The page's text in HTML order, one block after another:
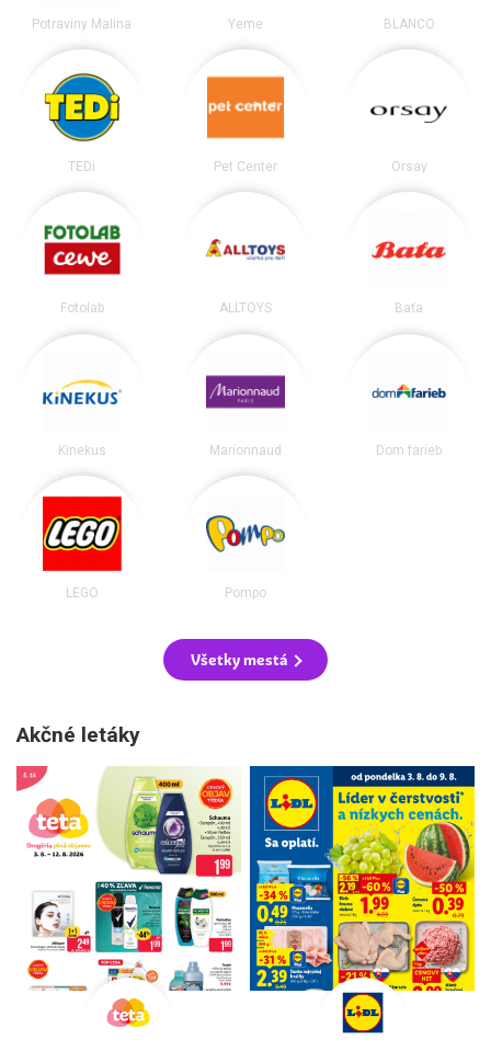
Potraviny Malina Yeme BLANCO
TEDi Pet Center Orsay
Fotolab ALLTOYS Baťa
Kinekus Marionnaud Dom farieb
LEGO Pompo
Všetky mestá
Akčné letáky